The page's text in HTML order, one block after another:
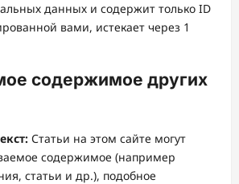
данных и содержит только ID
вами, истекает через 1
содержимое других
Статьи на этом сайте могут
содержимое (например
статьи и др.), подобное